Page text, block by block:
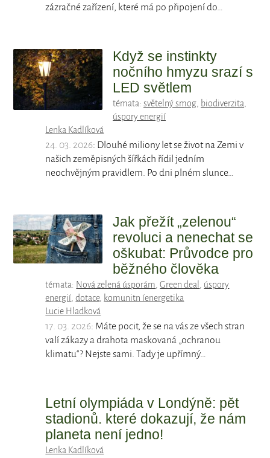
zázračné zařízení, které má po připojení do…
Když se instinkty
nočního hmyzu srazí s
LED světlem
témata: světelný smog, biodiverzita,
úspory energií
Lenka Kadlíková
24. 03. 2026: Dlouhé miliony let se život na Zemi v
našich zeměpisných šířkách řídil jedním
neochvějným pravidlem. Po dni plném slunce…
Jak přežít „zelenou“
revoluci a nenechat se
oškubat: Průvodce pro
běžného člověka
témata: Nová zelená úsporám,Green deal , úspory
energií,dotace, komunitn íenergetika
Lucie Hladková
17. 03. 2026: Máte pocit, že se na vás ze všech stran
valí zákazy a drahota maskovaná „ochranou
klimatu“? Nejste sami. Tady je upřímný…
Letní olympiáda v Londýně: pět
stadionů. které dokazují, že nám
planeta není jedno!
Lenka Kadlíková